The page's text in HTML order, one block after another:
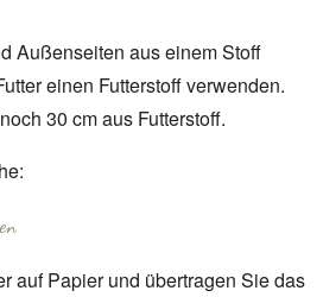
Außenseiten aus einem Stoff
einen Futterstoff verwenden.
30 cm aus Futterstoff.
auf Papier und übertragen Sie das